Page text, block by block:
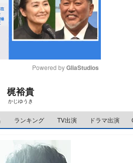
e
Powered by GliaStudios
梶裕貴
かじゆうき
ランキング TV出演 ドラマ出演